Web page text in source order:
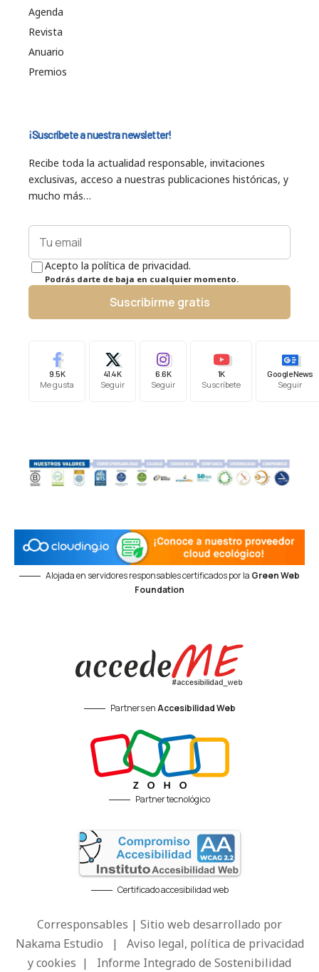
Agenda
Revista
Anuario
Premios
¡Suscríbete a nuestra newsletter!
Recibe toda la actualidad responsable, invitaciones
exclusivas, acceso a nuestras publicaciones históricas, y
mucho más…
Acepto la política de privacidad.
Podrás darte de baja en cualquier momento.
Suscribirme gratis
9.5K
Me gusta
41.4K
Seguir
6.6K
Seguir
1K
Suscríbete
Google News
Seguir
Alojada en servidores responsables certificados por la Green Web
Foundation
Partners enAccesibilidad Web
Partner tecnológico
Certificado accesibilidad web
Corresponsables | Sitio web desarrollado por
Nakama Estudio | Aviso legal, política de privacidad
y cookies | Informe Integrado de Sostenibilidad